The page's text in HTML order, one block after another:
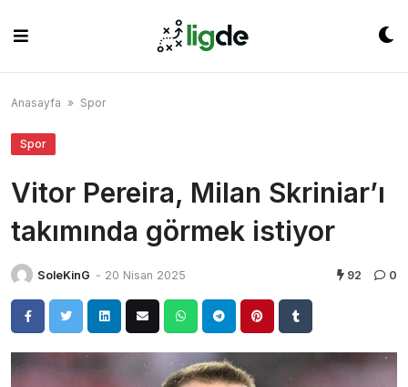
content
Anasayfa » Spor
Spor
Vitor Pereira, Milan Skriniar’ı
takımında görmek istiyor
SoleKinG - 20 Nisan 2025 92 0